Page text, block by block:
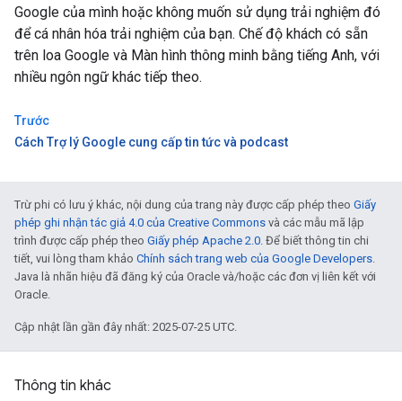
Google của mình hoặc không muốn sử dụng trải nghiệm đó
để cá nhân hóa trải nghiệm của bạn. Chế độ khách có sẵn
trên loa Google và Màn hình thông minh bằng tiếng Anh, với
nhiều ngôn ngữ khác tiếp theo.
Trước
Cách Trợ lý Google cung cấp tin tức và podcast
Trừ phi có lưu ý khác, nội dung của trang này được cấp phép theo Giấy
phép ghi nhận tác giả 4.0 của Creative Commons và các mẫu mã lập
trình được cấp phép theo Giấy phép Apache 2.0. Để biết thông tin chi
tiết, vui lòng tham khảo Chính sách trang web của Google Developers.
Java là nhãn hiệu đã đăng ký của Oracle và/hoặc các đơn vị liên kết với
Oracle.
Cập nhật lần gần đây nhất: 2025-07-25 UTC.
Thông tin khác